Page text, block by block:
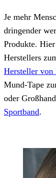
Je mehr
dringender
Produkte.
Herstellers
Hersteller von
Mund-Tape
oder
Sportband.